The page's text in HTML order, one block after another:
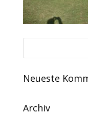
Neueste
Archiv